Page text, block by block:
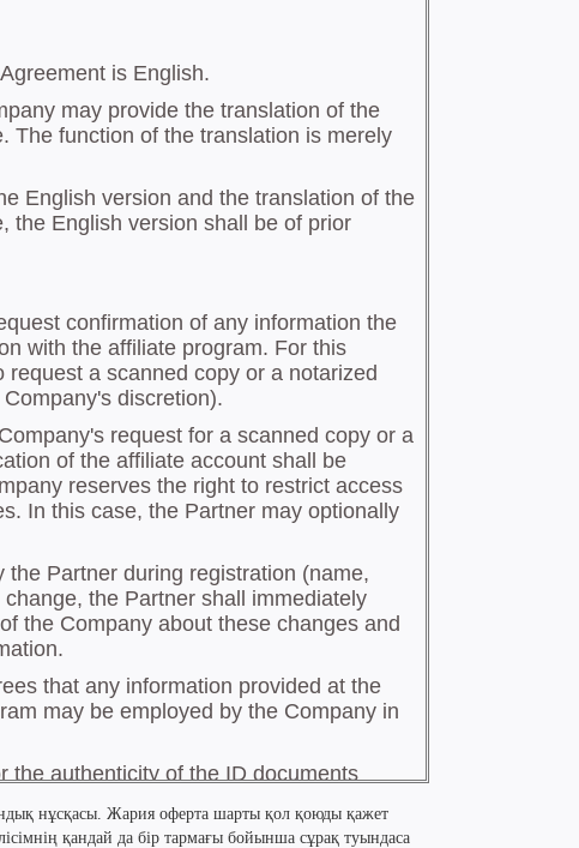
нұсқасы. Жария оферта шарты қол қоюды қажет
қандай да бір тармағы бойынша сұрақ туындаса